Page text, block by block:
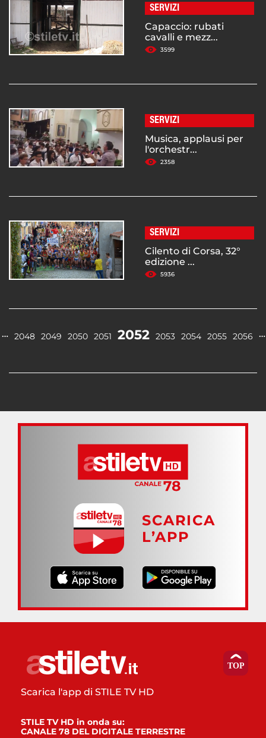
SERVIZI
Capaccio: rubati
cavalli e mezz...
3599
SERVIZI
Musica, applausi per
l'orchestr...
2358
SERVIZI
Cilento di Corsa, 32°
edizione ...
5936
… 2048 2049 2050 2051 2052 2053 2054 2055 2056 …
SCARICA
L’APP
Scarica l'app di STILE TV HD
STILE TV HD in onda su:
CANALE 78 DEL DIGITALE TERRESTRE